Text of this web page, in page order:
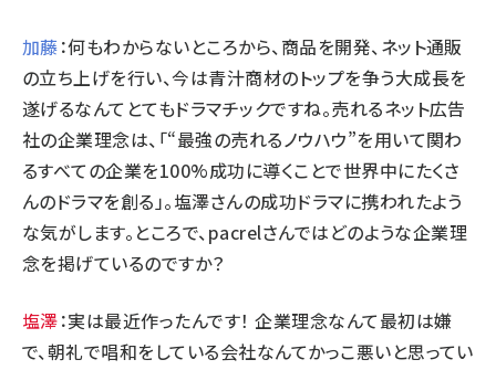
加藤：何もわからないところから、商品を開発、ネット通販
の立ち上げを行い、今は青汁商材のトップを争う大成長を
遂げるなんてとてもドラマチックですね。売れるネット広告
社の企業理念は、「“最強の売れるノウハウ”を用いて関わ
るすべての企業を100%成功に導くことで世界中にたくさ
んのドラマを創る」。塩澤さんの成功ドラマに携われたよう
な気がします。ところで、pacrelさんではどのような企業理
念を掲げているのですか？
塩澤：実は最近作ったんです！ 企業理念なんて最初は嫌
で、朝礼で唱和をしている会社なんてかっこ悪いと思ってい